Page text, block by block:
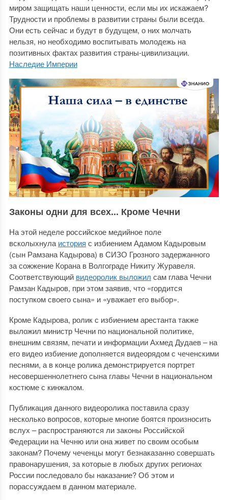
миром защищать наши ценности, если мы их искажаем?
Трудности и проблемы в развитии страны были всегда.
Они есть сейчас и будут в будущем, о них молчать
нельзя, но необходимо воспитывать молодежь на
позитивных фактах развития страны-цивилизации.
Наследие Империи
Законы одни для всех... Кроме Чечни
На этой неделе российское медийное поле
всколыхнула история с избиением Адамом Кадыровым
(сын Рамзана Кадырова) в СИЗО Грозного задержанного
за сожжение Корана в Волгограде Никиту Журавеля.
Соответствующий видеоролик выложил сам глава Чечни
Рамзан Кадыров, при этом заявив, что «гордится
поступком своего сына» и «уважает его выбор».
Кроме Кадырова, ролик с избиением арестанта также
выложил министр Чечни по национальной политике,
внешним связям, печати и информации Ахмед Дудаев – на
его видео избиение дополняется видеорядом с чеченскими
песнями, а в конце ролика демонстрируется портрет
несовершеннолетнего сына главы Чечни в национальном
костюме с кинжалом.
Публикация данного видеоролика поставила сразу
несколько вопросов, которые многие боятся произносить
вслух – распространяются ли законы Российской
Федерации на Чечню или она живет по своим особым
законам? Почему чеченцы могут безнаказанно совершать
правонарушения, за которые в любых других регионах
России последовало бы наказание? Об этом и
порассуждаем в данном материале.